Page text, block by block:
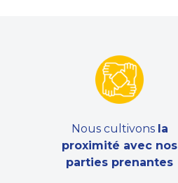
Nous cultivons la
proximité avec nos
parties prenantes